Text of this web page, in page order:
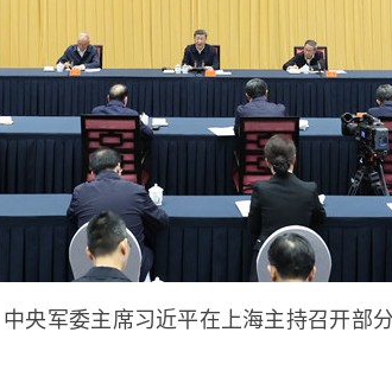
央军委主席习近平在上海主持召开部